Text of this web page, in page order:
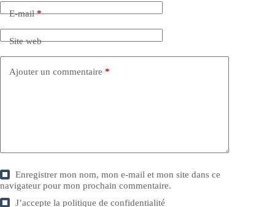
E-mail*
Site web
Ajouter un commentaire *
Enregistrer mon nom, mon e-mail et mon site dans ce
navigateur pour mon prochain commentaire.
J’accepte lapolitique de confidentialité